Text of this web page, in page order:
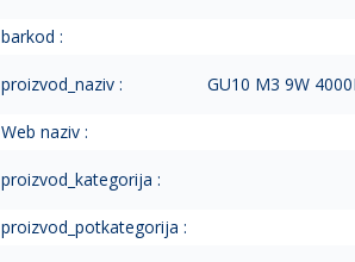
barkod :
proizvod_naziv : GU10 M3 9W
Web naziv :
proizvod_kategorija :
proizvod_potkategorija :